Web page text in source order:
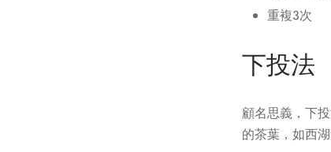
重複3次
下投法
顧名思義，下
的茶葉，如西